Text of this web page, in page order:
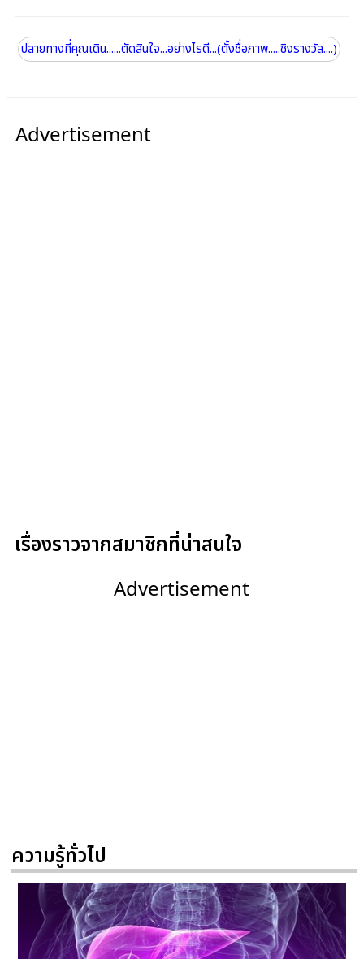
ปลายทางที่คุณเดิน......ตัดสินใจ...อย่างไรดี...(ตั้งชื่อภาพ.....ชิงรางวัล....)
Advertisement
เรื่องราวจากสมาชิกที่น่าสนใจ
Advertisement
ความรู้ทั่วไป